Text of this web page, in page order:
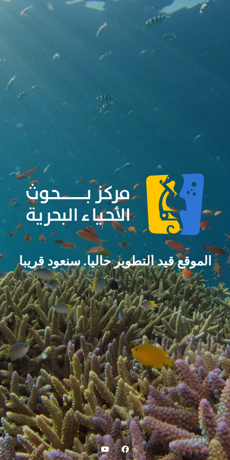
الموقع قيد التطوير حاليا. سنعود قريبا